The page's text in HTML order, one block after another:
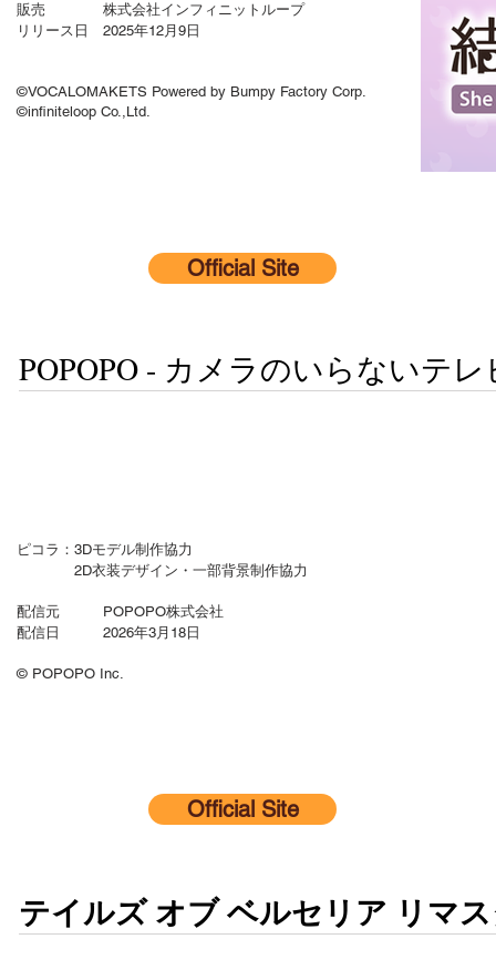
販売 株式会社インフィニットループ
リリース日 2025年12月9日
©VOCALOMAKETS Powered by Bumpy Factory Corp.
©infiniteloop Co.,Ltd.
Official Site
POPOPO - カメラのいらないテ
ピコラ：3Dモデル制作協力
2D衣装デザイン・一部背景制作協力
配信元 POPOPO株式会社
配信日 2026年3月18日
© POPOPO Inc.
Official Site
テイルズ オブ ベルセリア リマ